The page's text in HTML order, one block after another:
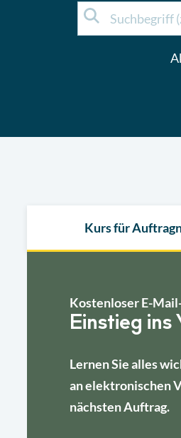
Kurs für
Kostenloser E-
Einstieg
Lernen Sie alles
an elektronischen
nächsten Auftrag.